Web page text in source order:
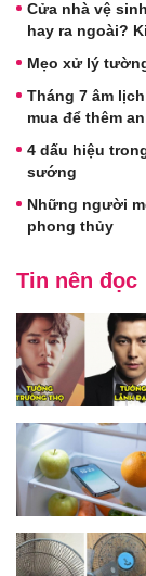
Cửa nhà vệ
hay ra ngoài?
Mẹo xử lý
Tháng 7 âm
mua để thêm
4 dấu hiệu
sướng
Những người
phong thủy
Tin nên đọc